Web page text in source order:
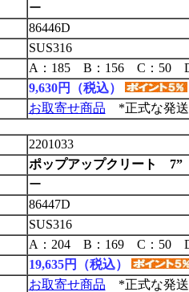
ー
86446D
SUS316
A：185 B：156 C：50
9,630円（税込）
お取寄せ商品 *正式な発送
2201033
ポップアップクリート 7”
ー
86447D
SUS316
A：204 B：169 C：50
19,635円（税込）
お取寄せ商品 *正式な発送